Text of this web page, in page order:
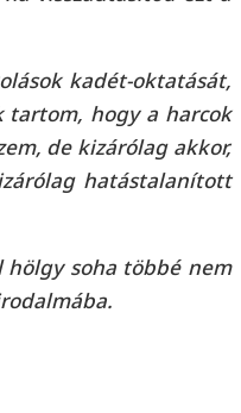
kadét-oktatását,
tartom, hogy a harcok
de kizárólag akkor,
hatástalanított
soha többé nem